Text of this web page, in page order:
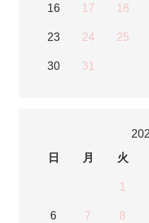
16 17 18
23 24 25
30 31
日
月 火
1
6 7 8